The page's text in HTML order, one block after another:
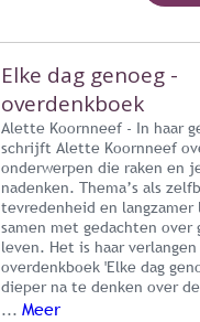
Elke dag genoeg -
overdenkboek
Alette Koornneef - In haar
schrijft Alette Koornneef
onderwerpen die raken en
nadenken. Thema’s als
tevredenheid en langzamer
samen met gedachten over
leven. Het is haar
overdenkboek 'Elke dag
dieper na te denken over
... Meer